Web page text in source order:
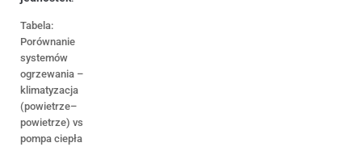
Tabela:
Porównanie
systemów
ogrzewania –
klimatyzacja
(powietrze–
powietrze) vs
pompa ciepła